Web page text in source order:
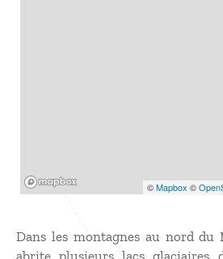
©Mapbox ©
Dans les montagnes au nord du
abrite plusieurs lacs glaciaires